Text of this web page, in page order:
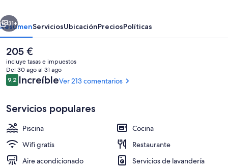
Una piscina al aire libre, sombrillas,
Siguiente
31+
ResumenServiciosUbicaciónPreciosPolíticas
El
precio
actual
es
de
205 €
incluye tasas e impuestos
Del 30 ago al 31 ago
Comentarios
9,29,2 de 10
IncreíbleVer 213 comentarios
Servicios populares
Piscina
Cocina
Wifi gratis
Restaurante
Aire acondicionado
Servicios de lavandería